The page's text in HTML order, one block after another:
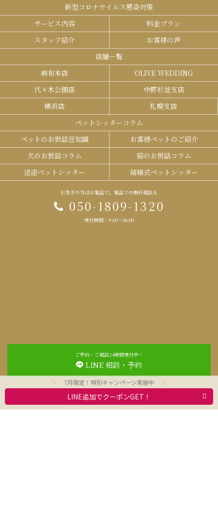
新型コロナウイルス感染対策
サービス内容
料金プラン
スタッフ紹介
お客様の声
店舗一覧
麻布本店
OLIVE WEDDING
代々木公園店
中野杉並支店
横浜店
札幌支店
ペットシッターコラム
ペットのお世話豆知識
お客様ペットのご紹介
犬のお世話コラム
猫のお世話コラム
送迎ペットシッター
結婚式ペットシッター
お急ぎの方はお電話で。電話での無料相談も
050-1809-1320
受付時間：9:00～18:00
ご予約・ご相談24時間受付中！
LINE 相談・予約
7月限定！特別キャンペーン実施中
LINE追加でクーポンGET！